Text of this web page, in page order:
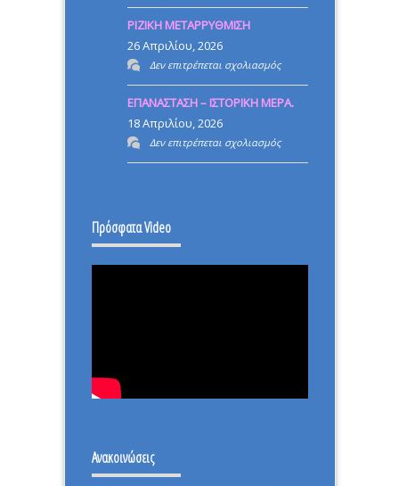
Οραματιστές
Καλού!
ΡΙΖΙΚΗ ΜΕΤΑΡΡΥΘΜΙΣΗ
26 Απριλίου, 2026
Δεν επιτρέπεται σχολιασμόςστο
ΡΙΖΙΚΗ
ΜΕΤΑΡΡΥΘΜΙΣΗ
ΕΠΑΝΑΣΤΑΣΗ – ΙΣΤΟΡΙΚΗ ΜΕΡΑ.
18 Απριλίου, 2026
Δεν επιτρέπεται σχολιασμόςστο
ΕΠΑΝΑΣΤΑΣΗ
Πρόσφατα Video
Ανακοινώσεις